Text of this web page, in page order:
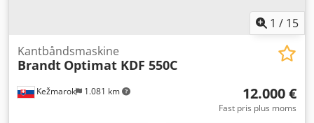
1 / 15
Kežmarok 1.081 km
Kantbåndsmaskine
Brandt Optimat KDF 550C
12.000 €
Fast pris plus moms